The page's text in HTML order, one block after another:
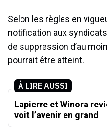
Selon les règles en
notification aux
de suppression d’au
pourrait être atteint.
À LIRE AUSSI
Lapierre et Winora
voit l’avenir en grand